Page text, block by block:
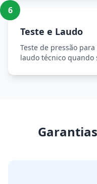
6
Teste e Laudo
Teste de pressão
laudo técnico quando